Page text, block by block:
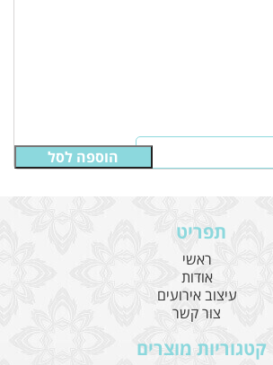
הוספה לסל
תפריט
ראשי
אודות
עיצוב אירועים
צור קשר
קטגוריות מוצרים